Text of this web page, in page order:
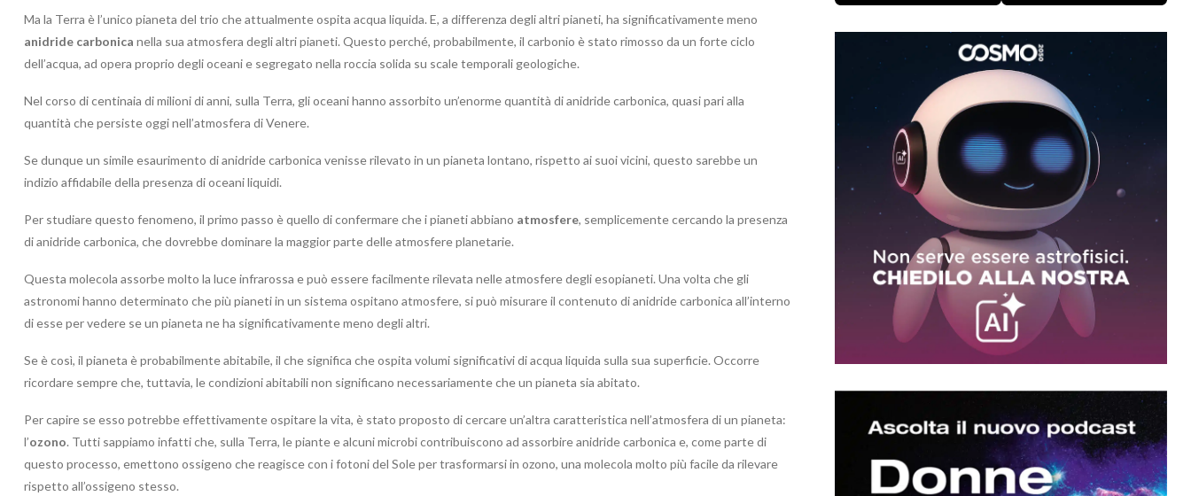
Ma la Terra è l’unico pianeta del trio che attualmente ospita acqua liquida. E, a differenza degli altri pianeti, ha significativamente meno
anidride carbonica nella sua atmosfera degli altri pianeti. Questo perché, probabilmente, il carbonio è stato rimosso da un forte ciclo
dell’acqua, ad opera proprio degli oceani e segregato nella roccia solida su scale temporali geologiche.
Nel corso di centinaia di milioni di anni, sulla Terra, gli oceani hanno assorbito un’enorme quantità di anidride carbonica, quasi pari alla
quantità che persiste oggi nell’atmosfera di Venere.
Se dunque un simile esaurimento di anidride carbonica venisse rilevato in un pianeta lontano, rispetto ai suoi vicini, questo sarebbe un
indizio affidabile della presenza di oceani liquidi.
Per studiare questo fenomeno, il primo passo è quello di confermare che i pianeti abbiano atmosfere, semplicemente cercando la presenza
di anidride carbonica, che dovrebbe dominare la maggior parte delle atmosfere planetarie.
Questa molecola assorbe molto la luce infrarossa e può essere facilmente rilevata nelle atmosfere degli esopianeti. Una volta che gli
astronomi hanno determinato che più pianeti in un sistema ospitano atmosfere, si può misurare il contenuto di anidride carbonica all’interno
di esse per vedere se un pianeta ne ha significativamente meno degli altri.
Se è così, il pianeta è probabilmente abitabile, il che significa che ospita volumi significativi di acqua liquida sulla sua superficie. Occorre
ricordare sempre che, tuttavia, le condizioni abitabili non significano necessariamente che un pianeta sia abitato.
Per capire se esso potrebbe effettivamente ospitare la vita, è stato proposto di cercare un’altra caratteristica nell’atmosfera di un pianeta:
l’ozono. Tutti sappiamo infatti che, sulla Terra, le piante e alcuni microbi contribuiscono ad assorbire anidride carbonica e, come parte di
questo processo, emettono ossigeno che reagisce con i fotoni del Sole per trasformarsi in ozono, una molecola molto più facile da rilevare
rispetto all’ossigeno stesso.